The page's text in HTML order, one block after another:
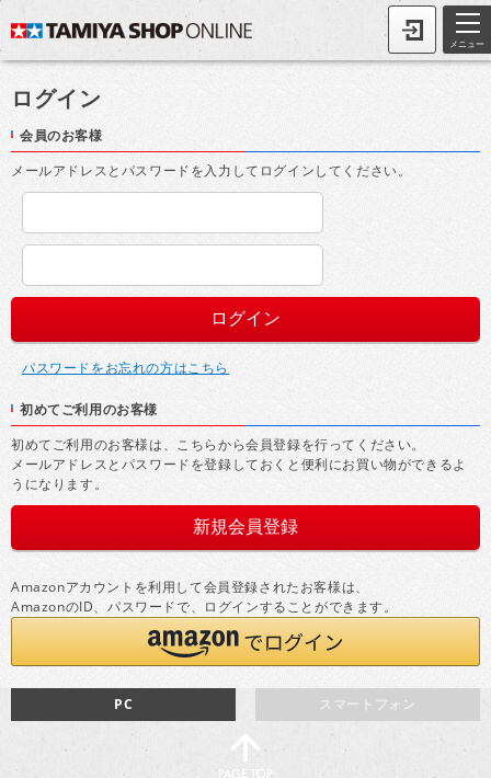
メニュー
ログイン
会員のお客様
メールアドレスとパスワードを入力してログインしてください。
パスワードをお忘れの方はこちら
初めてご利用のお客様
初めてご利用のお客様は、こちらから会員登録を行ってください。
メールアドレスとパスワードを登録しておくと便利にお買い物ができるよ
うになります。
Amazonアカウントを利用して会員登録されたお客様は、
AmazonのID、パスワードで、ログインすることができます。
スマートフォン
PC